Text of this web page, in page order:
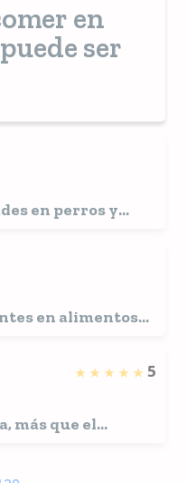
en
ser
en perros y
garantizar su
en alimentos
5
más que el